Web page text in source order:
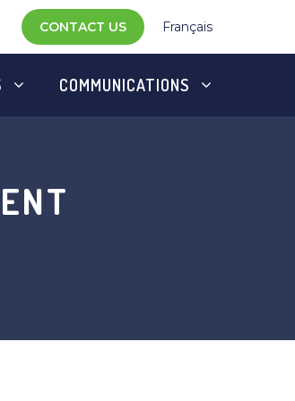
CONTACT US Français
COMMUNICATIONS